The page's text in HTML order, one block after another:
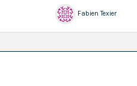
Fabien Texier